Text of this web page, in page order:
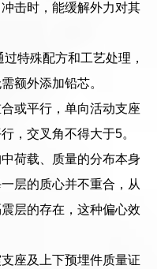
击时，能缓解外力对其
特殊配方和工艺处理，
额外添加铅芯。
或平行，单向活动支座
，交叉角不得大于5。
荷载、质量的分布本身
层的质心并不重合，从
层的存在，这种偏心效
座及上下预埋件质量证